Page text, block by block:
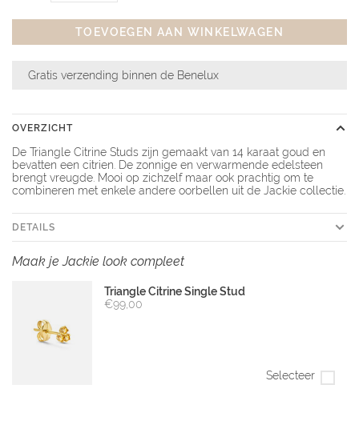
TOEVOEGEN AAN WINKELWAGEN
Gratis verzending binnen de Benelux
OVERZICHT
De Triangle Citrine Studs zijn gemaakt van 14 karaat goud en
bevatten een citrien. De zonnige en verwarmende edelsteen
brengt vreugde. Mooi op zichzelf maar ook prachtig om te
combineren met enkele andere oorbellen uit de Jackie collectie.
DETAILS
Maak je Jackie look compleet
Triangle Citrine Single Stud
€99,00
Selecteer